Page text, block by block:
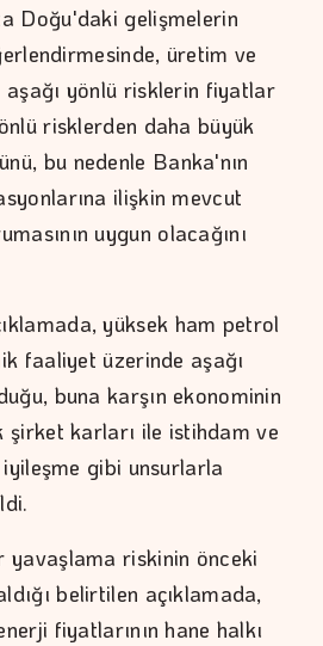
Doğu'daki gelişmelerin
üretim ve
yönlü risklerin fiyatlar
risklerden daha büyük
bu nedenle Banka'nın
ilişkin mevcut
uygun olacağını
yüksek ham petrol
faaliyet üzerinde aşağı
buna karşın ekonominin
şirket karları ile istihdam ve
gibi unsurlarla
yavaşlama riskinin önceki
belirtilen açıklamada,
fiyatlarının hane halkı